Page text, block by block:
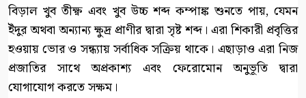
বিড়াল খুব তীক্ষ্ণ এবং খুব উচ্চ শব্দ কম্পাঙ্ক শুনতে পায়, যেমন
ইঁদুর অথবা অন্যান্য ক্ষুদ্র প্রাণীর দ্বারা সৃষ্ট শব্দ। এরা শিকারী প্রবৃত্তির
হওয়ায় ভোর ও সন্ধ্যায় সর্বাধিক সক্রিয় থাকে। এছাড়াও এরা নিজ
প্রজাতির সাথে অপ্রকাশ্য এবং ফেরোমোন অনুভূতি দ্বারা
যোগাযোগ করতে সক্ষম।